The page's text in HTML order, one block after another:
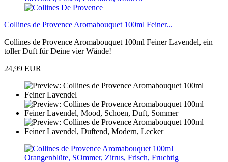
Collines de Provence Aromabouquet 100ml Feiner...
Collines de Provence Aromabouquet 100ml Feiner Lavendel, ein
toller Duft für Deine vier Wände!
24,99 EUR